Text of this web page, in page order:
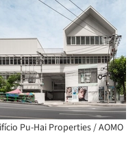
Pu-Hai Properties / AOMO